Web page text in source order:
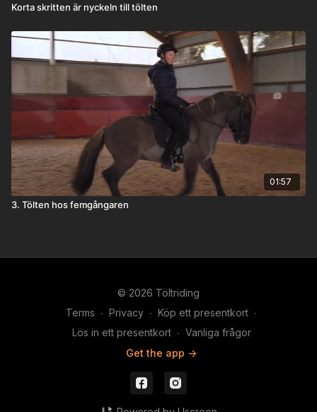
Korta skritten är nyckeln till tölten
01:57
3. Tölten hos femgångaren
© 2026 Töltriding
Terms ∙ Privacy ∙ Köp ett presentkort ∙
Lös in ett presentkort ∙ Vanliga frågor
Get the app ->